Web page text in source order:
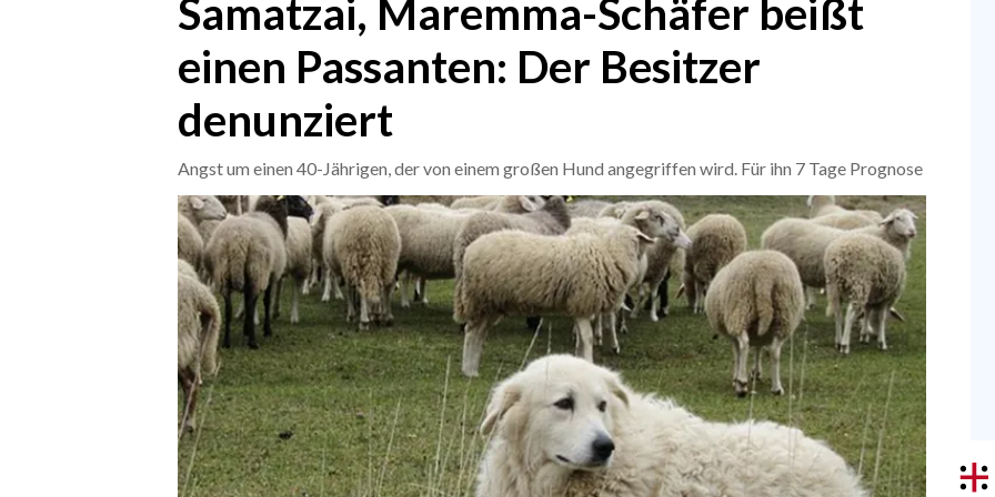
SERVIZI ALLE IMPRESE
RISULTATI E CLASSIFICHE
Samatzai, Maremma-Schäfer beißt
einen Passanten: Der Besitzer
denunziert
Angst um einen 40-Jährigen, der von einem großen Hund angegriffen wird. Für ihn 7 Tage Prognose